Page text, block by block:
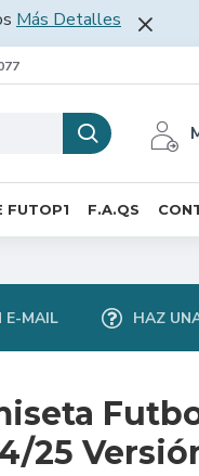
Más Detalles
FUTOP1 F.A.QS
E-MAIL HAZ
25